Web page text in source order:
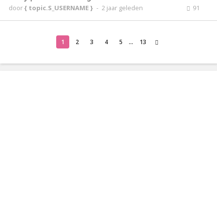
door{ topic.S_USERNAME } - 2 jaar geleden 91
1 2 3 4 5 ... 13